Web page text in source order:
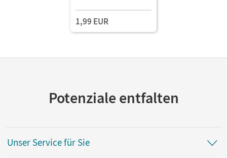
1,99 EUR
Potenziale entfalten
Unser Service für Sie